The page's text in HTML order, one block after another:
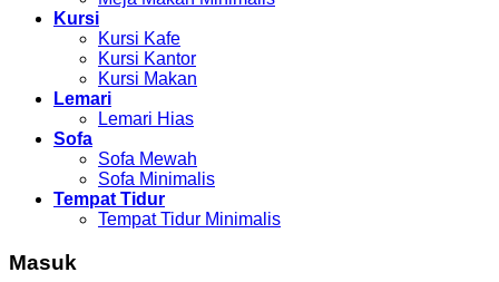
Kursi
Kursi Kafe
Kursi Kantor
Kursi Makan
Lemari
Lemari Hias
Sofa
Sofa Mewah
Sofa Minimalis
Tempat Tidur
Tempat Tidur Minimalis
Masuk